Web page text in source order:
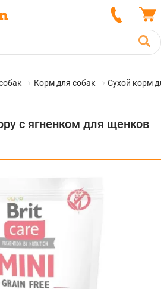
Корм для собак Сухой корм
с ягненком для щенков